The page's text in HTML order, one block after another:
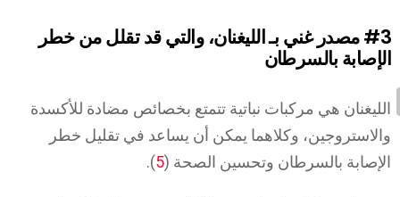
#3مصدر غني بـ الليغنان، والتي قد تقلل من خطر
الإصابة بالسرطان
الليغنان هي مركبات نباتية تتمتع بخصائص مضادة للأكسدة
والاستروجين، وكلاهما يمكن أن يساعد في تقليل خطر
الإصابة بالسرطان وتحسين الصحة (5
).